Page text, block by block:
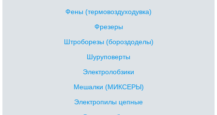
Фены (термовоздуходувка)
Фрезеры
Штроборезы (бороздоделы)
Шуруповерты
Электролобзики
Мешалки (МИКСЕРЫ)
Электропилы цепные